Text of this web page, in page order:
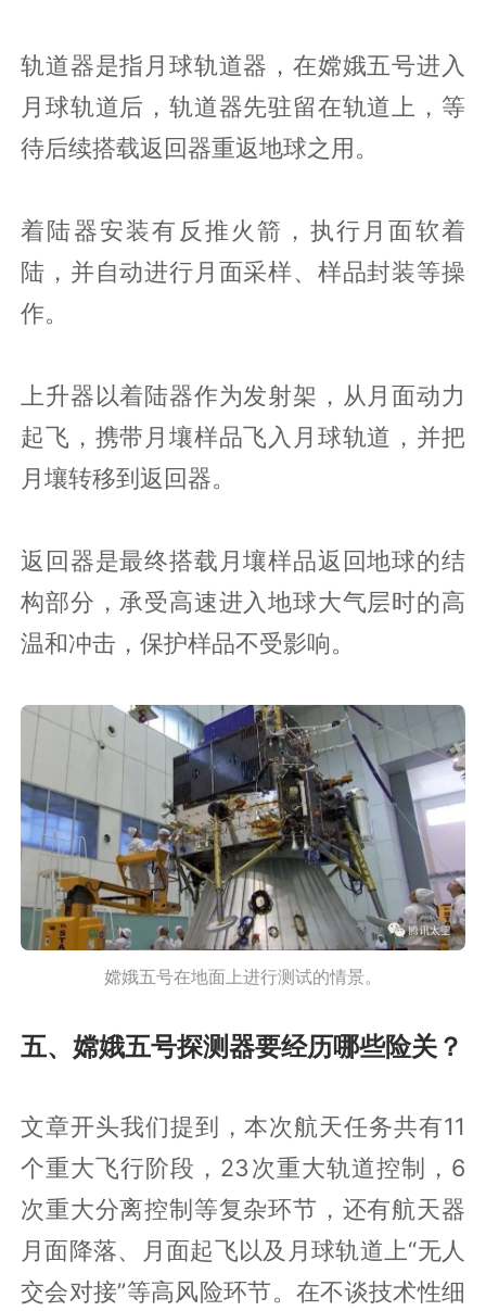
轨道器是指月球轨道器，在嫦娥五号进入
月球轨道后，轨道器先驻留在轨道上，等
待后续搭载返回器重返地球之用。
着陆器安装有反推火箭，执行月面软着
陆，并自动进行月面采样、样品封装等操
作。
上升器以着陆器作为发射架，从月面动力
起飞，携带月壤样品飞入月球轨道，并把
月壤转移到返回器。
返回器是最终搭载月壤样品返回地球的结
构部分，承受高速进入地球大气层时的高
温和冲击，保护样品不受影响。
嫦娥五号在地面上进行测试的情景。
五、嫦娥五号探测器要经历哪些险关？
文章开头我们提到，本次航天任务共有11
个重大飞行阶段，23次重大轨道控制，6
次重大分离控制等复杂环节，还有航天器
月面降落、月面起飞以及月球轨道上“无人
交会对接”等高风险环节。在不谈技术性细